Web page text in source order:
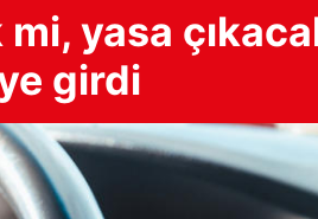
yasa
girdi